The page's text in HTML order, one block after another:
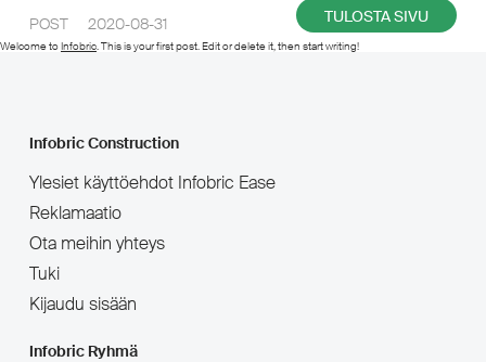
POST 2020-08-31 TULOSTA SIVU
Welcome toInfobric. This is your first post. Edit or delete it, then start writing!
Infobric Construction
Ylesiet käyttöehdot Infobric Ease
Reklamaatio
Ota meihin yhteys
Tuki
Kijaudu sisään
Infobric Ryhmä